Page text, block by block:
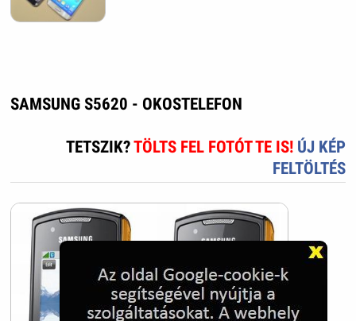
SAMSUNG S5620 - OKOSTELEFON
TETSZIK?TÖLTS FEL FOTÓT TE IS! ÚJ KÉP
FELTÖLTÉS